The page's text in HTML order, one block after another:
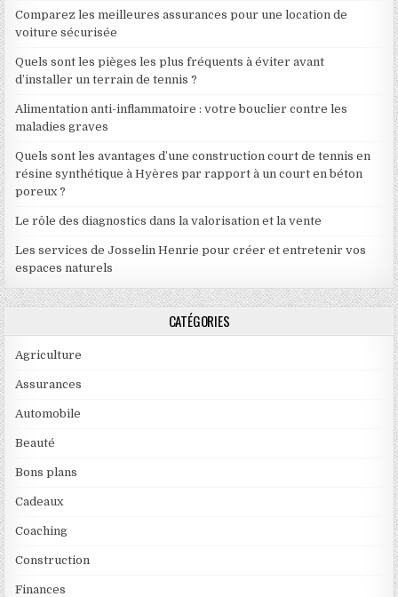
Comparez les meilleures assurances pour une location de
voiture sécurisée
Quels sont les pièges les plus fréquents à éviter avant
d’installer un terrain de tennis ?
Alimentation anti-inflammatoire : votre bouclier contre les
maladies graves
Quels sont les avantages d’une construction court de tennis en
résine synthétique à Hyères par rapport à un court en béton
poreux ?
Le rôle des diagnostics dans la valorisation et la vente
Les services de Josselin Henrie pour créer et entretenir vos
espaces naturels
CATÉGORIES
Agriculture
Assurances
Automobile
Beauté
Bons plans
Cadeaux
Coaching
Construction
Finances